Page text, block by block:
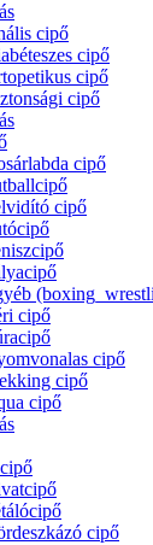
cipő
cipő
cipő
cipő
cipő
cipő
cipő
cipő
cipő
cipő
cipő